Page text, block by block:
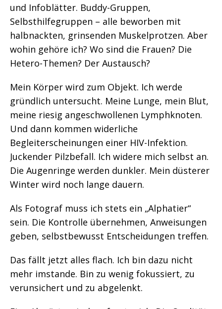
und Infoblätter. Buddy-Gruppen,
Selbsthilfegruppen – alle beworben mit
halbnackten, grinsenden Muskelprotzen. Aber
wohin gehöre ich? Wo sind die Frauen? Die
Hetero-Themen? Der Austausch?
Mein Körper wird zum Objekt. Ich werde
gründlich untersucht. Meine Lunge, mein Blut,
meine riesig angeschwollenen Lymphknoten.
Und dann kommen widerliche
Begleiterscheinungen einer HIV-Infektion.
Juckender Pilzbefall. Ich widere mich selbst an.
Die Augenringe werden dunkler. Mein düsterer
Winter wird noch lange dauern.
Als Fotograf muss ich stets ein „Alphatier“
sein. Die Kontrolle übernehmen, Anweisungen
geben, selbstbewusst Entscheidungen treffen.
Das fällt jetzt alles flach. Ich bin dazu nicht
mehr imstande. Bin zu wenig fokussiert, zu
verunsichert und zu abgelenkt.